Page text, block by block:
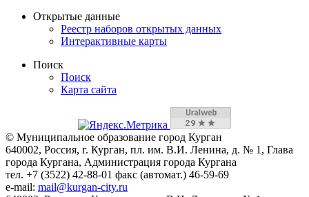
Открытые данные
Реестр наборов открытых данных
Интерактивные карты
Поиск
Поиск
Карта сайта
© Муниципальное образование город Курган
640002, Россия, г. Курган, пл. им. В.И. Ленина, д. № 1, Глава
города Кургана, Администрация города Кургана
тел. +7 (3522) 42-88-01 факс (автомат.) 46-59-69
e-mail: mail@kurgan-city.ru